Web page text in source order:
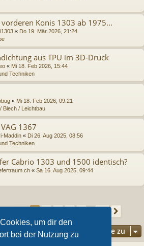
um dir den
bei der Nutzung zu
vorderen Konis 1303 ab 1975...
« Do 19. Mär 2026, 21:24
aus TPU im 3D-Druck
« Mi 18. Feb 2026, 15:44
Techniken
« Mi 18. Feb 2026, 09:21
Blech / Leichtbau
1367
Maddin « Di 26. Aug 2025, 08:56
Techniken
Cabrio 1303 und 1500 identisch?
« Sa 16. Aug 2025, 09:44
Gehe zu